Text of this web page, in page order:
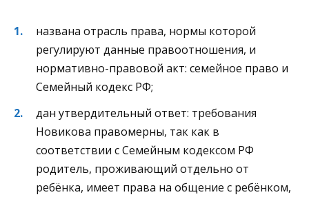
названа отрасль права, нормы которой
регулируют данные правоотношения, и
нормативно-правовой акт: семейное право и
Семейный кодекс РФ;
дан утвердительный ответ: требования
Новикова правомерны, так как в
соответствии с Семейным кодексом РФ
родитель, проживающий отдельно от
ребёнка, имеет права на общение с ребёнком,